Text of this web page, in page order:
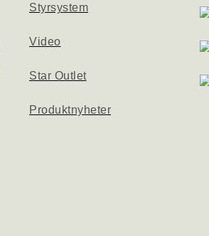
Styrsystem
Video
Star Outlet
Produktnyheter